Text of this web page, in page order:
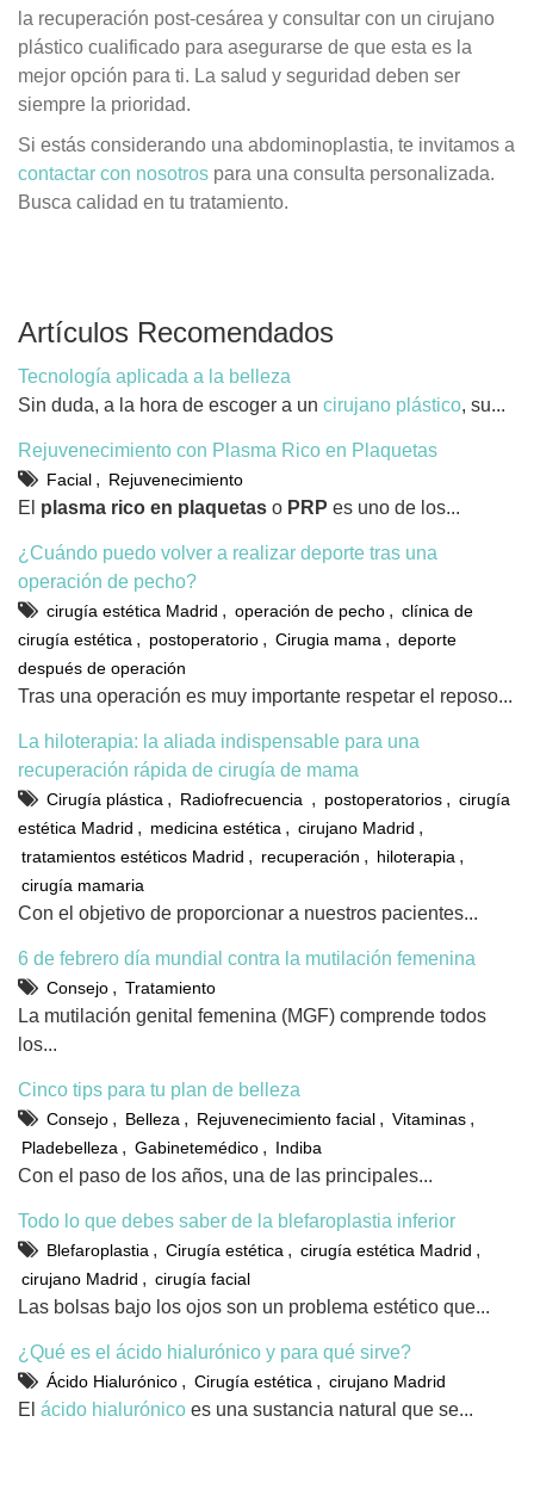
la recuperación post-cesárea y consultar con un cirujano
plástico cualificado para asegurarse de que esta es la
mejor opción para ti. La salud y seguridad deben ser
siempre la prioridad.
Si estás considerando una abdominoplastia, te invitamos a
contactar con nosotros para una consulta personalizada.
Busca calidad en tu tratamiento.
Artículos Recomendados
Tecnología aplicada a la belleza
Sin duda, a la hora de escoger a un cirujano plástico, su...
Rejuvenecimiento con Plasma Rico en Plaquetas
Facial , Rejuvenecimiento
El plasma rico en plaquetas o PRP es uno de los...
¿Cuándo puedo volver a realizar deporte tras una
operación de pecho?
cirugía estética Madrid , operación de pecho , clínica de
cirugía estética , postoperatorio , Cirugia mama , deporte
después de operación
Tras una operación es muy importante respetar el reposo...
La hiloterapia: la aliada indispensable para una
recuperación rápida de cirugía de mama
Cirugía plástica , Radiofrecuencia , postoperatorios , cirugía
estética Madrid , medicina estética , cirujano Madrid ,
tratamientos estéticos Madrid , recuperación , hiloterapia ,
cirugía mamaria
Con el objetivo de proporcionar a nuestros pacientes...
6 de febrero día mundial contra la mutilación femenina
Consejo , Tratamiento
La mutilación genital femenina (MGF) comprende todos
los...
Cinco tips para tu plan de belleza
Consejo , Belleza , Rejuvenecimiento facial , Vitaminas ,
Pladebelleza , Gabinetemédico , Indiba
Con el paso de los años, una de las principales...
Todo lo que debes saber de la blefaroplastia inferior
Blefaroplastia , Cirugía estética , cirugía estética Madrid ,
cirujano Madrid , cirugía facial
Las bolsas bajo los ojos son un problema estético que...
¿Qué es el ácido hialurónico y para qué sirve?
Ácido Hialurónico , Cirugía estética , cirujano Madrid
El ácido hialurónico es una sustancia natural que se...